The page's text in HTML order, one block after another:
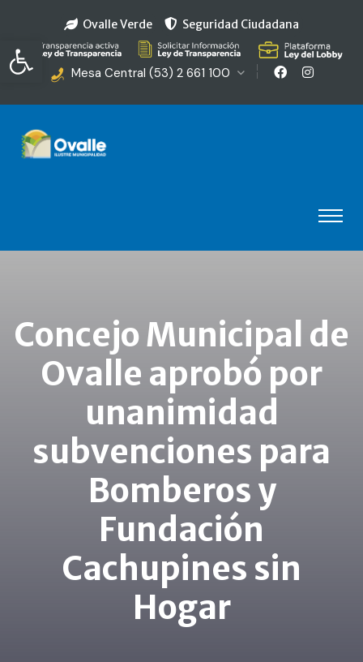
Abrir barra de herramientas
Ovalle Verde Seguridad Ciudadana
Mesa Central (53) 2 661 100
Concejo Municipal de
Ovalle aprobó por
unanimidad
subvenciones para
Bomberos y
Fundación
Cachupines sin
Hogar